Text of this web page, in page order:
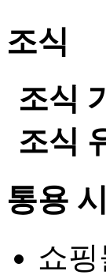
조식
조식
조식
통용
쇼핑